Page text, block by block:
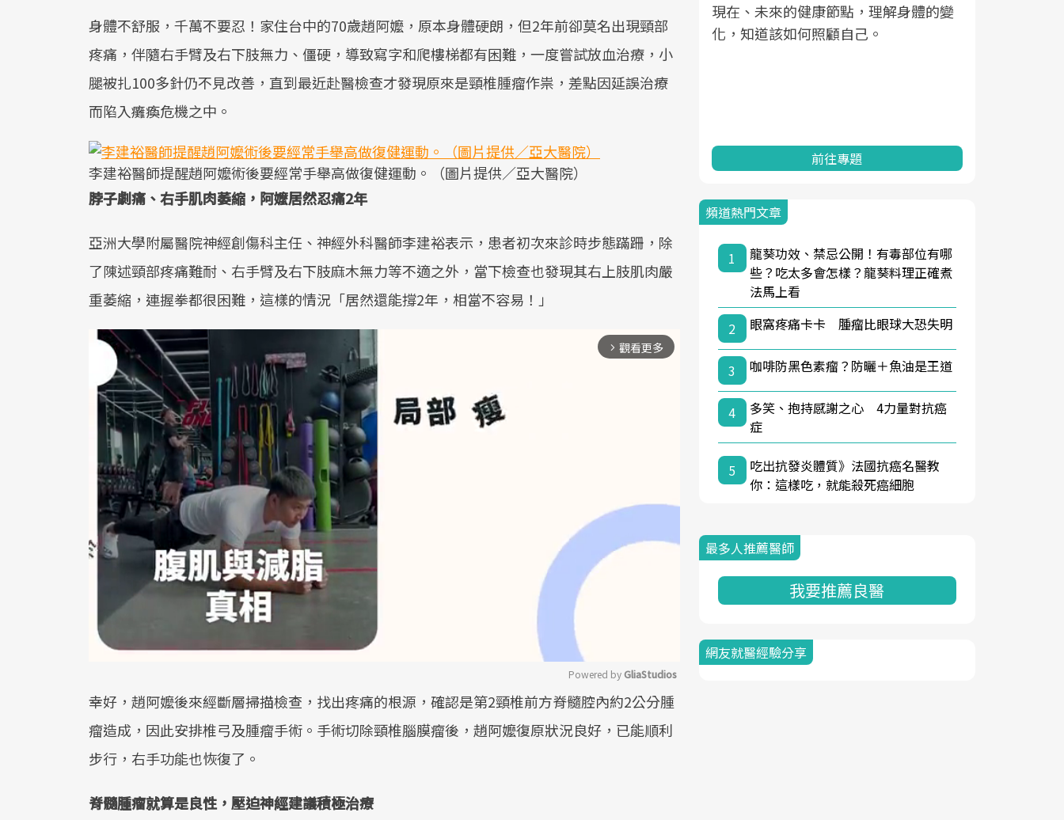
身體不舒服，千萬不要忍！家住台中的70歲趙阿嬤，原本身體硬朗，但2年前卻莫名出現頸部
疼痛，伴隨右手臂及右下肢無力、僵硬，導致寫字和爬樓梯都有困難，一度嘗試放血治療，小
腿被扎100多針仍不見改善，直到最近赴醫檢查才發現原來是頸椎腫瘤作祟，差點因延誤治療
而陷入癱瘓危機之中。
李建裕醫師提醒趙阿嬤術後要經常手舉高做復健運動。（圖片提供／亞大醫院）
脖子劇痛、右手肌肉萎縮，阿嬤居然忍痛2年
亞洲大學附屬醫院神經創傷科主任、神經外科醫師李建裕表示，患者初次來診時步態蹣跚，除
了陳述頸部疼痛難耐、右手臂及右下肢麻木無力等不適之外，當下檢查也發現其右上肢肌肉嚴
重萎縮，連握拳都很困難，這樣的情況「居然還能撐2年，相當不容易！」
arrow_forward_ios 觀看更多
Mute
Powered by GliaStudios
幸好，趙阿嬤後來經斷層掃描檢查，找出疼痛的根源，確認是第2頸椎前方脊髓腔內約2公分腫
瘤造成，因此安排椎弓及腫瘤手術。手術切除頸椎腦膜瘤後，趙阿嬤復原狀況良好，已能順利
步行，右手功能也恢復了。
脊髓腫瘤就算是良性，壓迫神經建議積極治療
政策如「健康台灣推動委員會」與「長
照3.0」的推進，「預防醫學」已成全民
關注的核心議題。然而，健檢不只是醫
前往專題
全面啟動你的健康革命！
前往專題
建立對亞健康的認知，進而引導實際的
改善行動。
前往專題
現在、未來的健康節點，理解身體的變
化，知道該如何照顧自己。
前往專題
頻道熱門文章
1
龍葵功效、禁忌公開！有毒部位有哪
些？吃太多會怎樣？龍葵料理正確煮
法馬上看
2
眼窩疼痛卡卡 腫瘤比眼球大恐失明
3 咖啡防黑色素瘤？防曬＋魚油是王道
4
多笑、抱持感謝之心 4力量對抗癌
症
5
吃出抗發炎體質》法國抗癌名醫教
你：這樣吃，就能殺死癌細胞
最多人推薦醫師
我要推薦良醫
網友就醫經驗分享